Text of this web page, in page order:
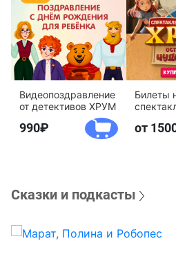
Видеопоздравление
от детективов ХРУМ
990
Билеты
Юдо!»
от
Сказки и подкасты